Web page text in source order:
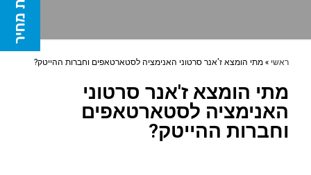
ראשי »מתי הומצא ז'אנר סרטוני האנימציה לסטארטאפים וחברות ההייטק?
מתי הומצא ז'אנר סרטוני
האנימציה לסטארטאפים
וחברות ההייטק?